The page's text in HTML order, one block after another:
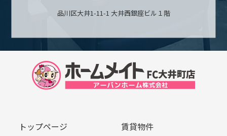
品川区大井1-11-1 大井西銀座ビル１階
トップページ 賃貸物件